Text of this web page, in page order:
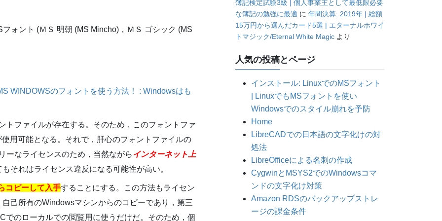
ォント (ＭＳ 明朝 (MS Mincho)，ＭＳ ゴシック (MS
WINDOWSのフォントを使う方法！ : Windowsはも
トファイルが存在する。そのため，このフォントファ
用可能となる。それで，肝心のフォントファイルの
ーなライセンスのため，当然ながら インターネット上
それはライセンス違反になる可能性が高い。
コピーして入手することにする。この方法もライセン
己所有のWindowsマシンからのコピーであり，第三
でのローカルでの閲覧用に使うだけだ。そのため，個
簿記検定試験3級 | 個人事業主として最低限必要
な簿記の勉強に最適 に年間決算: 2019年 | 総額
15万円から選んだカード5選 | エターナルホワイ
トマジック/Eternal White Magic より
人気の投稿とページ
インストール: LinuxでのMSフォント
| LinuxでもMSフォントを使い
Windowsでのスタイル崩れを予防
Home
LibreCADでの日本語の文字化けの対
処法
LibreOfficeによる名刺の作成
CygwinとMSYS2でのWindowsコマ
ンドの文字化け対策
Amazon RDSのバックアップストレ
ージの課金条件